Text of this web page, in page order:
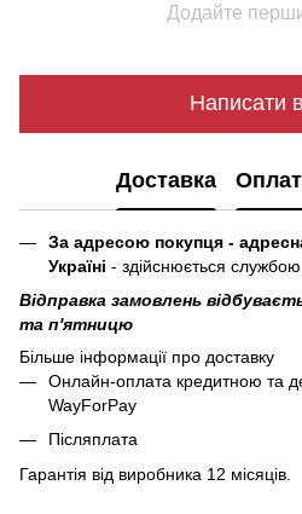
Додайте
Написати
Доставка
За адресою покупця -
Україні - здійснюється
Відправка замовлень
та п'ятницю
Більше інформації про доставку
Онлайн-оплата кредитною та
WayForPay
Післяплата
Гарантія від виробника 12 місяців.